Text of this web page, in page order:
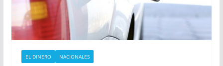
EL DINERO NACIONALES